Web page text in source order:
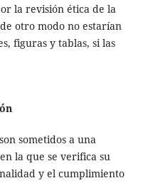
la revisión ética de la
otro modo no estarían
figuras y tablas, si las
sometidos a una
la que se verifica su
y el cumplimiento